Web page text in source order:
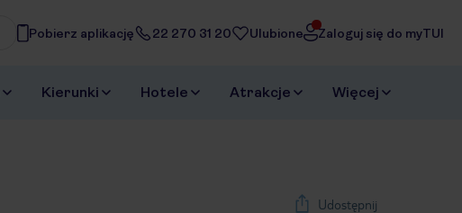
Pobierz aplikację 22 270 31 20 Ulubione Zaloguj się do myTUI
Kierunki Hotele Atrakcje Więcej
Udostępnij